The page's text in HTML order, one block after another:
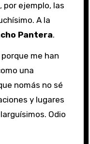
por ejemplo, las
A la
Pantera.
me han
una
nomás no sé
y lugares
Odio